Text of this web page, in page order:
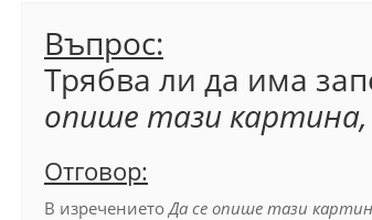
Въпрос:
Трябва ли да има
опише тази
Отговор:
В изречениетоДа се опише тази